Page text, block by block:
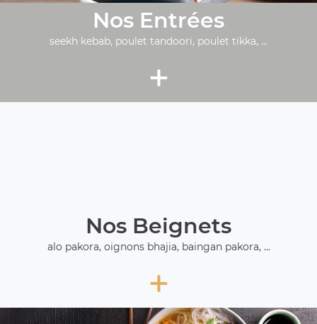
Nos Entrées
seekh kebab, poulet tandoori, poulet tikka, ...
+
Nos Beignets
alo pakora, oignons bhajia, baingan pakora, ...
+